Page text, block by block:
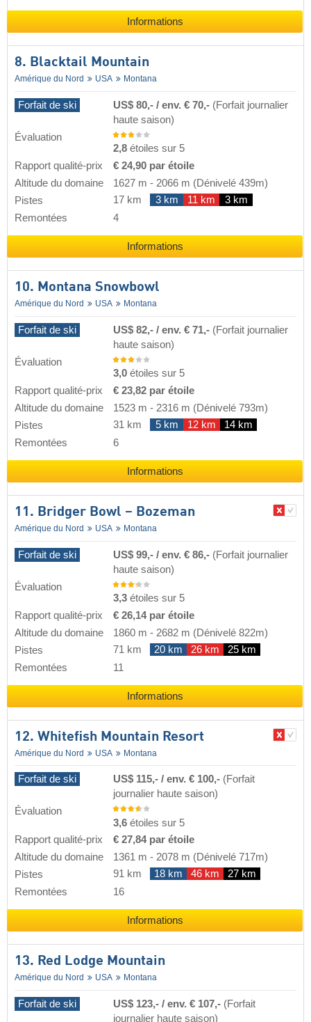
Informations
8. Blacktail Mountain
Amérique du Nord USA Montana
Forfait de ski US$ 80,- / env. € 70,- (Forfait journalier
haute saison)
Évaluation
2,8 étoiles sur 5
Rapport qualité-prix
€ 24,90 par étoile
Altitude du domaine
1627 m - 2066 m (Dénivelé 439m)
Pistes
17 km 3 km 11 km
3 km
Remontées
4
Informations
10. Montana Snowbowl
Amérique du Nord USA Montana
Forfait de ski US$ 82,- / env. € 71,- (Forfait journalier
haute saison)
Évaluation
3,0 étoiles sur 5
Rapport qualité-prix
€ 23,82 par étoile
Altitude du domaine
1523 m - 2316 m (Dénivelé 793m)
Pistes
31 km 5 km 12 km
14 km
Remontées
6
Informations
11. Bridger Bowl – Bozeman
Amérique du Nord USA Montana
Forfait de ski US$ 99,- / env. € 86,- (Forfait journalier
haute saison)
Évaluation
3,3 étoiles sur 5
Rapport qualité-prix
€ 26,14 par étoile
Altitude du domaine
1860 m - 2682 m (Dénivelé 822m)
Pistes
71 km 20 km 26 km
25 km
Remontées
11
Informations
12. Whitefish Mountain Resort
Amérique du Nord USA Montana
Forfait de ski US$ 115,- / env. € 100,- (Forfait
journalier haute saison)
Évaluation
3,6 étoiles sur 5
Rapport qualité-prix
€ 27,84 par étoile
Altitude du domaine
1361 m - 2078 m (Dénivelé 717m)
Pistes
91 km 18 km 46 km
27 km
Remontées
16
Informations
13. Red Lodge Mountain
Amérique du Nord USA Montana
Forfait de ski US$ 123,- / env. € 107,- (Forfait
journalier haute saison)